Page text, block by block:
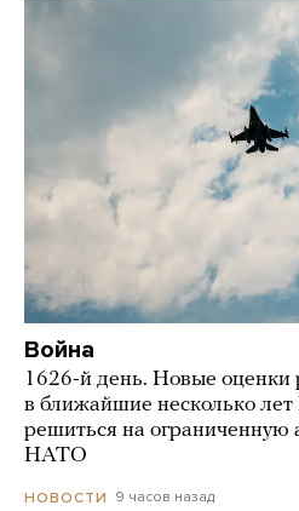
Война
1626-й день. Новые
в ближайшие несколько
решиться на ограниченную
НАТО
НОВОСТИ 9 часов назад